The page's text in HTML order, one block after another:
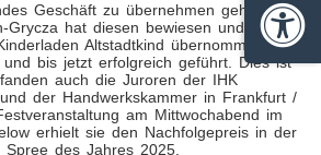
Geschäft zu übernehmen gehört
Grycza hat diesen bewiesen und in
Altstadtkind übernommen,
und bis jetzt erfolgreich geführt. Dies ist
auch die Juroren der IHK
der Handwerkskammer in Frankfurt /
am Mittwochabend im
erhielt sie den Nachfolgepreis in der
Spree des Jahres 2025.